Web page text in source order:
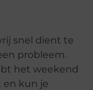
snel dient te
probleem.
het weekend
en kun je